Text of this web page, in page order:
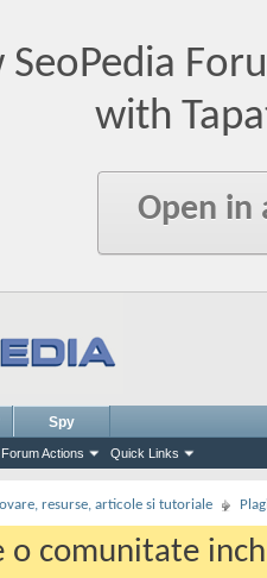
with
Open in
Forum Actions Quick Links
Spy
resurse, articole si tutoriale
o comunitate